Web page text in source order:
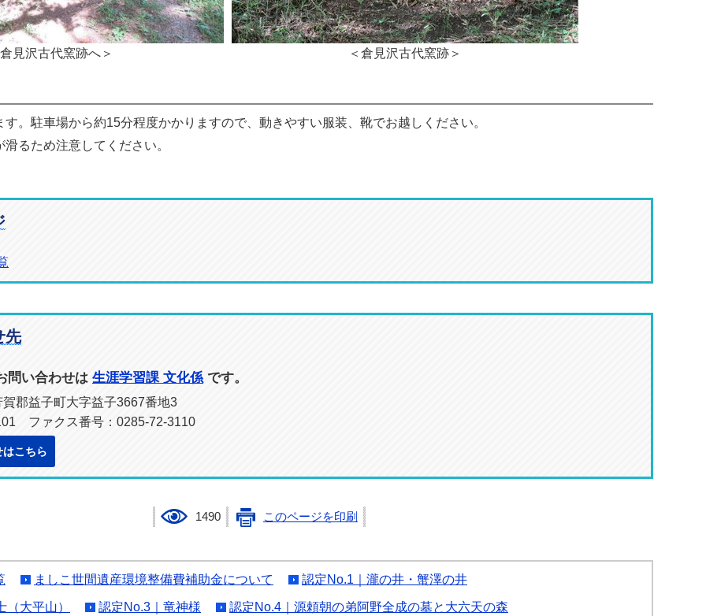
倉見沢古代窯跡へ ＞ ＜ 倉見沢古代窯跡 ＞
。駐車場から約15分程度かかりますので、動きやすい服装、靴でお越しください。
るため注意してください。
先
問い合わせは 生涯学習課 文化係 です。
郡益子町大字益子3667番地3
ファクス番号：0285-72-3110
こちら
1490 このページを印刷
ましこ世間遺産環境整備費補助金について 認定No.1｜瀧の井・蟹澤の井
大平山） 認定No.3｜竜神様 認定No.4｜源頼朝の弟阿野全成の墓と大六天の森